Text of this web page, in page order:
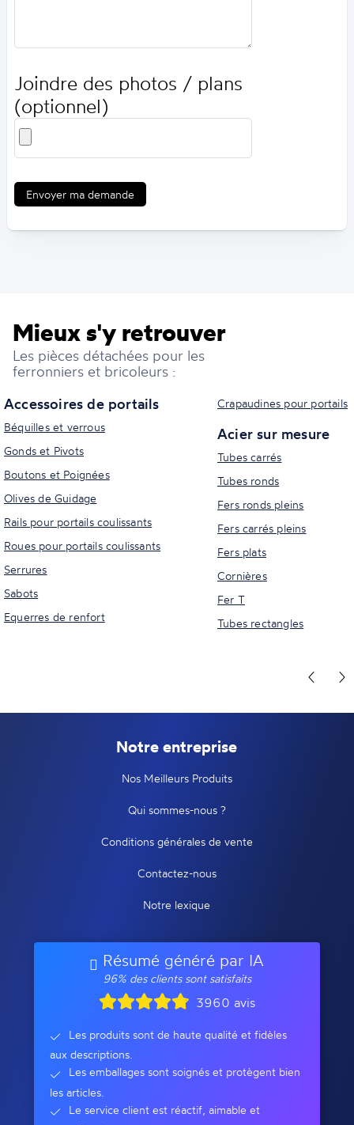
Joindre des photos / plans
(optionnel)
Envoyer ma demande
Mieux s'y retrouver
Les pièces détachées pour les
ferronniers et bricoleurs :
Accessoires de portails
Béquilles et verrous
Gonds et Pivots
Boutons et Poignées
Olives de Guidage
Rails pour portails coulissants
Roues pour portails coulissants
Serrures
Sabots
Equerres de renfort
Crapaudines pour portails
Acier sur mesure
Tubes carrés
Tubes ronds
Fers ronds pleins
Fers carrés pleins
Fers plats
Cornières
Fer T
Tubes rectangles
Notre entreprise
Nos Meilleurs Produits
Qui sommes-nous ?
Conditions générales de vente
Contactez-nous
Notre lexique
Résumé généré par IA
96% des clients sont satisfaits
3960 avis
Les produits sont de haute qualité et fidèles
aux descriptions.
Les emballages sont soignés et protègent bien
les articles.
Le service client est réactif, aimable et